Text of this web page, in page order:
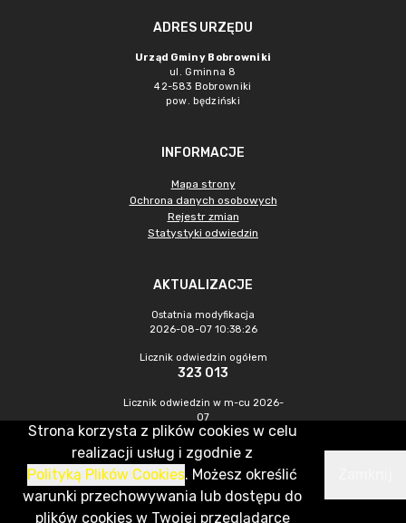
ADRES URZĘDU
Urząd Gminy Bobrowniki
ul. Gminna 8
42-583 Bobrowniki
pow. będziński
INFORMACJE
Mapa strony
Ochrona danych osobowych
Rejestr zmian
Statystyki odwiedzin
AKTUALIZACJE
Ostatnia modyfikacja
2026-08-07 10:38:26
Licznik odwiedzin ogółem
323 013
Licznik odwiedzin w m-cu 2026-
07
629
CMS & Hosting: Nefeni Sp. z o.o.
Strona korzysta z plików cookies w celu
realizacji usług i zgodnie z
Polityką Plików Cookies. Możesz określić
warunki przechowywania lub dostępu do
plików cookies w Twojej przeglądarce